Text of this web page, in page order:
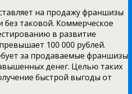
на продажу франшизы
без таковой. Коммерческое
в развитие
100 000 рублей.
за продаваемые франшизы
денег. Целью таких
быстрой выгоды от